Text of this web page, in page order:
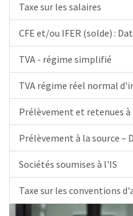
Taxe sur les salaires
CFE et/ou IFER (solde) :
TVA - régime simplifié
TVA régime réel normal
Prélèvement et retenues à
Prélèvement à la source –
Sociétés soumises à l'IS
Taxe sur les conventions